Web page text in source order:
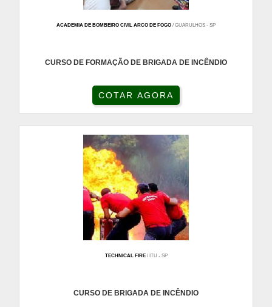
ACADEMIA DE BOMBEIRO CIVIL ARCO DE FOGO / GUARULHOS - SP
CURSO DE FORMAÇÃO DE BRIGADA DE INCÊNDIO
COTAR AGORA
TECHNICAL FIRE/ ITU - SP
CURSO DE BRIGADA DE INCÊNDIO